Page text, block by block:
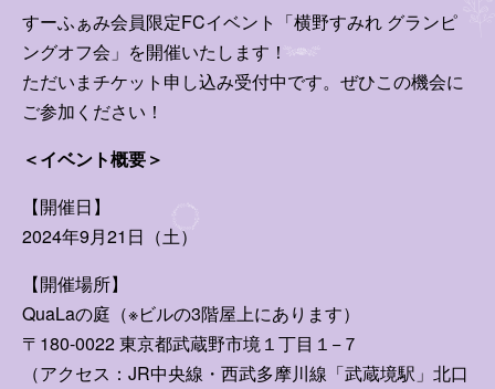
すみれの声
ログイン
すーふぁみ会員限定FCイベント「横野すみれ グランピ
ングオフ会」を開催いたします！
ただいまチケット申し込み受付中です。ぜひこの機会に
ご参加ください！
＜イベント概要＞
【開催日】
2024年9月21日（土）
【開催場所】
QuaLaの庭（※ビルの3階屋上にあります）
〒180-0022 東京都武蔵野市境１丁目１−７
（アクセス：JR中央線・西武多摩川線「武蔵境駅」北口